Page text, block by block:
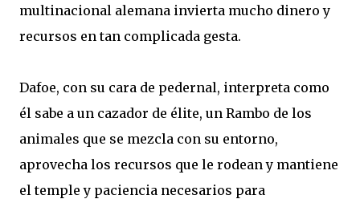
multinacional alemana invierta mucho dinero y
recursos en tan complicada gesta.
Dafoe, con su cara de pedernal, interpreta como
él sabe a un cazador de élite, un Rambo de los
animales que se mezcla con su entorno,
aprovecha los recursos que le rodean y mantiene
el temple y paciencia necesarios para